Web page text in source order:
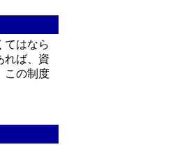
はなら
れば、資
この制度